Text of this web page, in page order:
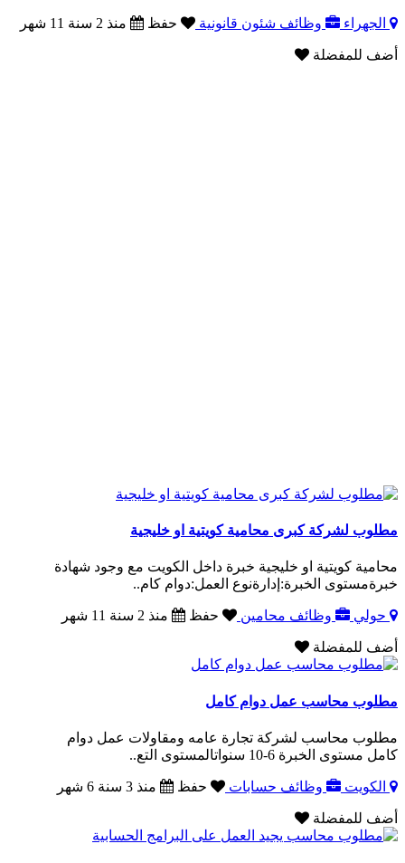
الجهراء وظائف شئون قانونية حفظ منذ 2 سنة 11 شهر
أضف للمفضلة
مطلوب لشركة كبرى محامية كويتية او خليجية
محامية كويتية او خليجية خبرة داخل الكويت مع وجود شهادة
خبرةمستوى الخبرة:إدارةنوع العمل:دوام كام..
حولي وظائف محامين حفظ منذ 2 سنة 11 شهر
أضف للمفضلة
مطلوب محاسب عمل دوام كامل
مطلوب محاسب لشركة تجارة عامه ومقاولات عمل دوام
كامل مستوى الخبرة 6-10 سنواتالمستوى التع..
الكويت وظائف حسابات حفظ منذ 3 سنة 6 شهر
أضف للمفضلة